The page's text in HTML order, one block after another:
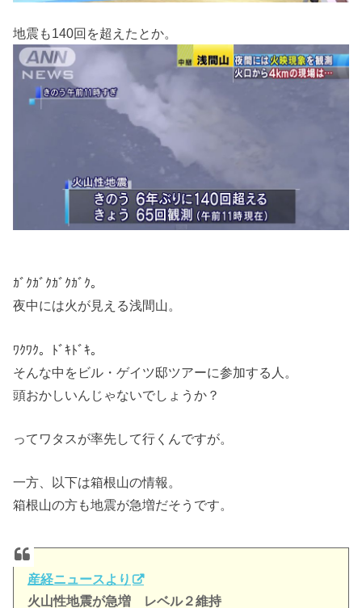
地震も140回を超えたとか。
ｶﾞｸｶﾞｸｶﾞｸｶﾞｸ。
夜中には火が見える浅間山。
ﾜｸﾜｸ。ﾄﾞｷﾄﾞｷ。
そんな中をビル・ゲイツ邸ツアーに参加する人。
頭おかしいんじゃないでしょうか？
ってワタスが率先して行くんですが。
一方、以下は箱根山の情報。
箱根山の方も地震が急増だそうです。
産経ニュースより
火山性地震が急増 レベル２維持